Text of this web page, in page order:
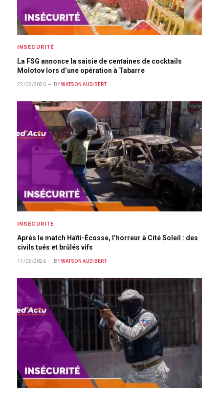
INSÉCURITÉ
La FSG annonce la saisie de centaines de cocktails
Molotov lors d’une opération à Tabarre
22/06/2026 BY WATSON AUDIBERT
INSÉCURITÉ
Après le match Haïti-Écosse, l’horreur à Cité Soleil : des
civils tués et brûlés vifs
17/06/2026 BY WATSON AUDIBERT